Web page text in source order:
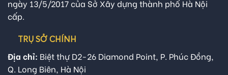
ngày 13/5/2017 của Sở Xây dựng thành phố Hà Nội
cấp.
TRỤ SỞ CHÍNH
Địa chỉ: Biệt thự D2-26 Diamond Point, P. Phúc Đồng,
Q. Long Biên, Hà Nội